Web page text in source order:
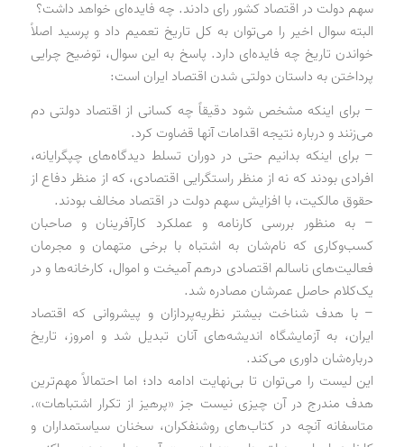
سهم دولت در اقتصاد کشور رای دادند. چه فایده‌ای خواهد داشت؟
البته سوال اخیر را می‌توان به کل تاریخ تعمیم داد و پرسید اصلاً
خواندن تاریخ چه فایده‌ای دارد. پاسخ به این سوال، توضیح چرایی
پرداختن به داستان دولتی شدن اقتصاد ایران است:
– برای اینکه مشخص شود دقیقاً چه کسانی از اقتصاد دولتی دم
می‌زنند و درباره نتیجه اقدامات آنها قضاوت کرد.
– برای اینکه بدانیم حتی در دوران تسلط دیدگاه‌های چپگرایانه،
افرادی بودند که نه از منظر راستگرایی اقتصادی، که از منظر دفاع از
حقوق مالکیت، با افزایش سهم دولت در اقتصاد مخالف بودند.
– به منظور بررسی کارنامه و عملکرد کارآفرینان و صاحبان
کسب‌وکاری که نام‌شان به اشتباه با برخی متهمان و مجرمان
فعالیت‌های ناسالم اقتصادی درهم ‌آمیخت و اموال، کارخانه‌ها و در
یک‌کلام حاصل عمرشان مصادره شد.
– با هدف شناخت بیشتر نظریه‌پردازان و پیشروانی که اقتصاد
ایران، به آزمایشگاه اندیشه‌های آنان تبدیل شد و امروز، تاریخ
درباره‌شان داوری می‌کند.
این لیست را می‌توان تا بی‌نهایت ادامه داد؛ اما احتمالاً مهم‌ترین
هدف مندرج در آن چیزی نیست جز «پرهیز از تکرار اشتباهات».
متاسفانه آنچه در کتاب‌های روشنفکران، سخنان سیاستمداران و